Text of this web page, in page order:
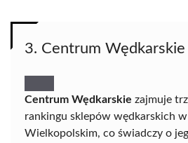
3. Centrum Wędkarskie
Centrum Wędkarskie zajmuje
rankingu sklepów wędkarskich
Wielkopolskim, co świadczy o